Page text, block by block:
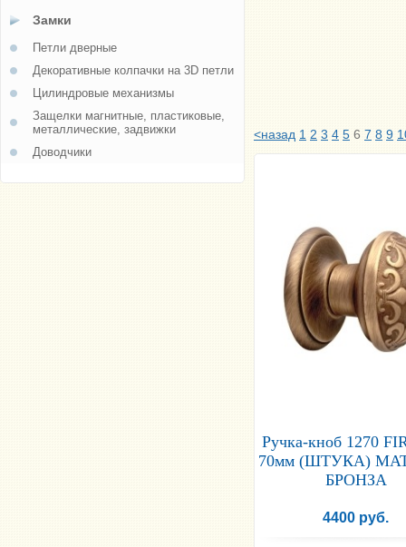
<назад 1 2 3 4 5 6 7 8 9
Ручка-кноб 1270
70мм (ШТУКА)
БРОНЗА
4400 руб.
Замки
Петли дверные
Декоративные колпачки на 3D петли
Цилиндровые механизмы
Защелки магнитные, пластиковые,
металлические, задвижки
Доводчики